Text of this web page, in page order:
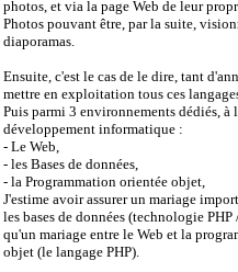
photos, et via la page Web de leur
Photos pouvant être, par la suite,
diaporamas.
Ensuite, c'est le cas de le dire, tant
mettre en exploitation tous ces
Puis parmi 3 environnements dédiés, à
développement informatique :
- Le Web,
- les Bases de données,
- la Programmation orientée objet,
J'estime avoir assurer un mariage
les bases de données (technologie
qu'un mariage entre le Web et la
objet (le langage PHP).